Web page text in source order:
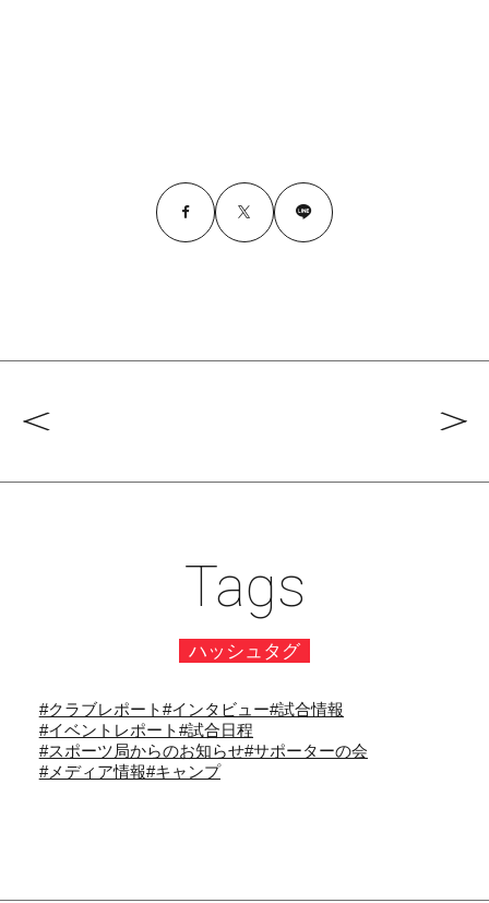
Tags
ハッシュタグ
#クラブレポート#インタビュー#試合情報
#イベントレポート#試合日程
#スポーツ局からのお知らせ#サポーターの会
#メディア情報#キャンプ